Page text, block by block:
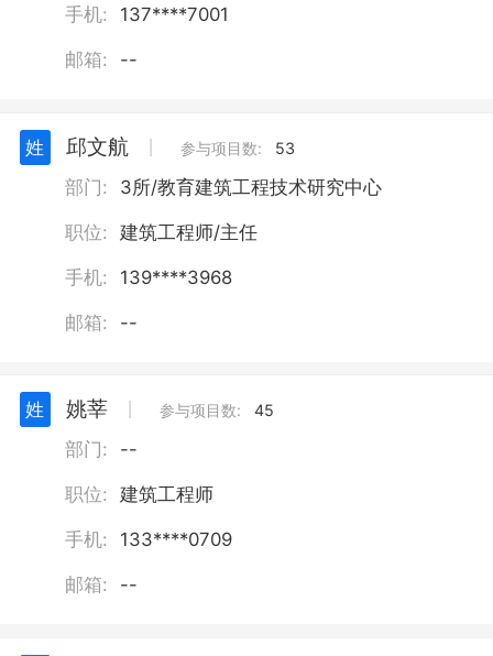
手机: 137****7001
邮箱: --
姓 邱文航 参与项目数: 53
部门: 3所/教育建筑工程技术研究中心
职位: 建筑工程师/主任
手机: 139****3968
邮箱: --
姓 姚莘 参与项目数: 45
部门: --
职位: 建筑工程师
手机: 133****0709
邮箱: --